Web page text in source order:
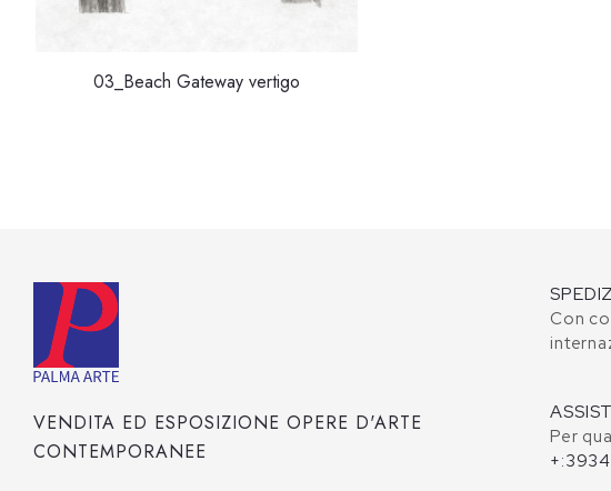
03_Beach Gateway vertigo
VENDITA ED ESPOSIZIONE OPERE D'ARTE
CONTEMPORANEE
Con
Per